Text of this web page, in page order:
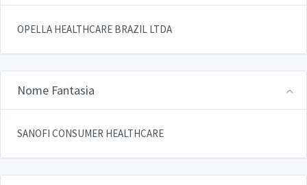
OPELLA HEALTHCARE BRAZIL LTDA
Nome Fantasia
SANOFI CONSUMER HEALTHCARE